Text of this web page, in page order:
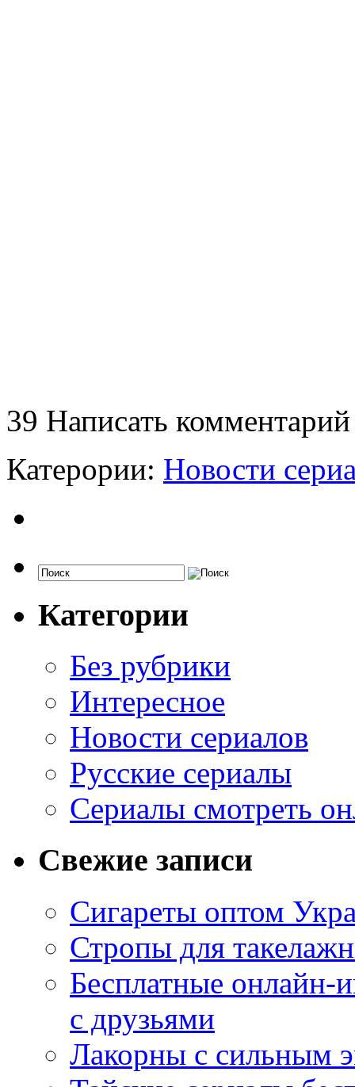
39 Написать комментарий
Катерории: Новости
Категории
Без рубрики
Интересное
Новости сериалов
Русские сериалы
Сериалы смотреть
Свежие записи
Сигареты оптом
Стропы для
Бесплатные
с друзьями
Лакорны с сильным